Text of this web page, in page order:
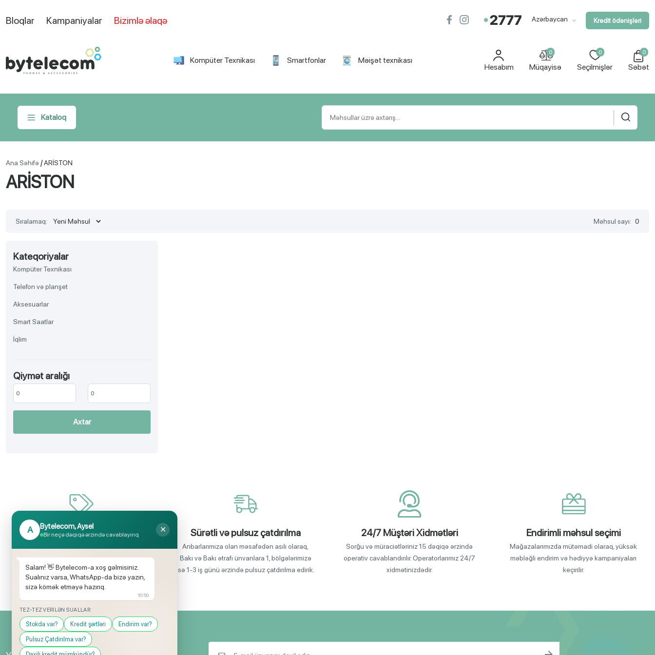
Bloqlar Kampaniyalar Bizimlə əlaqə Azərbaycan Kredit ödənişləri
Kompüter Texnikası Smartfonlar Məişət texnikası
Hesabım
0
Müqayisə
0
Seçilmişlər
0
Səbət
Kataloq
Ana Səhifə /ARİSTON
ARİSTON
Sıralamaq: Məhsul sayı: 0
Kateqoriyalar
Kompüter Texnikası
Telefon və planşet
Aksesuarlar
Smart Saatlar
İqlim
Aksesuar
Məişət texnikası
Gözəllik və sağlamlıq
Qiymət aralığı
Axtar
İnanılmaz uyğun qiymətlər
idxalçısı olaraq satış qiymətlərinin aşağı
olmasını rahatlıqla təmin edə bilirik.
Sürətli və pulsuz çatdırılma
Anbarlarımıza olan məsafədən asılı olaraq,
Bakı və Bakı ətrafı ünvanlara 1, bölgələrimizə
isə 1-3 iş günü ərzində pulsuz çatdırılma edirik.
24/7 Müştəri Xidmətləri
Sorğu və müraciətləriniz 15 dəqiqə ərzində
operativ cavablandırılır. Operatorlarımız 24/7
xidmətinizdədir.
Endirimli məhsul seçimi
Mağazalarımızda mütəmadi olaraq, yüksək
məbləğli endirim və hədiyyə kampaniyaları
keçirilir.
A Bytelecom, Aysel
Bir neçə dəqiqə ərzində cavablayırıq
✕
Salam! 👋 Bytelecom-a xoş gəlmisiniz.
Sualınız varsa, WhatsApp-da bizə yazın,
sizə kömək etməyə hazırıq.
10:50
TEZ-TEZ VERILƏN SUALLAR:
Stokda var? Kredit şərtləri Endirim var?
Pulsuz Çatdırılma var?